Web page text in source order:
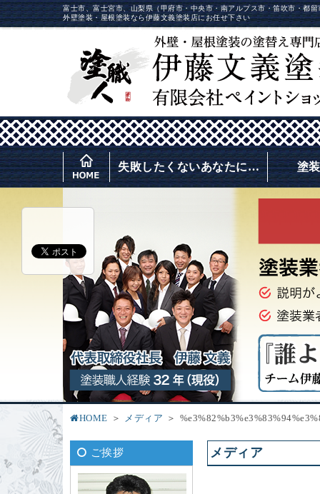
富士市、富士宮市、山梨県（甲府市・中央市・南アルプス市・笛吹市・都
外壁塗装・屋根塗装なら伊藤文義塗装店にお任せ下さい
失敗したくないあなたに… 塗
HOME メディア
ご挨拶 メディア